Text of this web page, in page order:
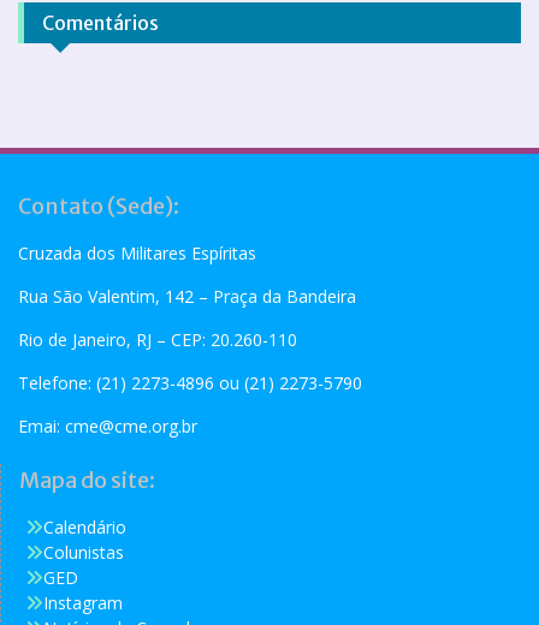
Comentários
Contato (Sede):
Cruzada dos Militares Espíritas
Rua São Valentim, 142 – Praça da Bandeira
Rio de Janeiro, RJ – CEP: 20.260-110
Telefone: (21) 2273-4896 ou (21) 2273-5790
Emai: cme@cme.org.br
Mapa do site:
Calendário
Colunistas
GED
Instagram